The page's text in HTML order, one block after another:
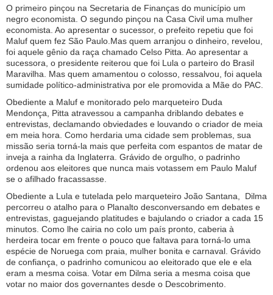
O primeiro pinçou na Secretaria de Finanças do município um
negro economista. O segundo pinçou na Casa Civil uma mulher
economista. Ao apresentar o sucessor, o prefeito repetiu que foi
Maluf quem fez São Paulo.Mas quem arranjou o dinheiro, revelou,
foi aquele gênio da raça chamado Celso Pitta. Ao apresentar a
sucessora, o presidente reiterou que foi Lula o parteiro do Brasil
Maravilha. Mas quem amamentou o colosso, ressalvou, foi aquela
sumidade político-administrativa por ele promovida a Mãe do PAC.
Obediente a Maluf e monitorado pelo marqueteiro Duda
Mendonça, Pitta atravessou a campanha driblando debates e
entrevistas, declamando obviedades e louvando o criador de meia
em meia hora. Como herdaria uma cidade sem problemas, sua
missão seria torná-la mais que perfeita com espantos de matar de
inveja a rainha da Inglaterra. Grávido de orgulho, o padrinho
ordenou aos eleitores que nunca mais votassem em Paulo Maluf
se o afilhado fracassasse.
Obediente a Lula e tutelada pelo marqueteiro João Santana, Dilma
percorreu o atalho para o Planalto desconversando em debates e
entrevistas, gaguejando platitudes e bajulando o criador a cada 15
minutos. Como lhe cairia no colo um país pronto, caberia à
herdeira tocar em frente o pouco que faltava para torná-lo uma
espécie de Noruega com praia, mulher bonita e carnaval. Grávido
de confiança, o padrinho comunicou ao eleitorado que ele e ela
eram a mesma coisa. Votar em Dilma seria a mesma coisa que
votar no maior dos governantes desde o Descobrimento.